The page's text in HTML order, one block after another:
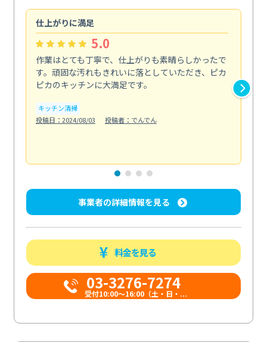
仕上がりに満足
5.0
作業はとても丁寧で、仕上がりも素晴らしかったで
す。頑固な汚れもきれいに落としていただき、ピカ
ピカのキッチンに大満足です。
キッチン清掃
投稿日：2024/08/03
投稿者：でんでん
事業者の詳細情報を見る
料金を見る
03-3276-7274
受付10:00〜16:00（土・日・...